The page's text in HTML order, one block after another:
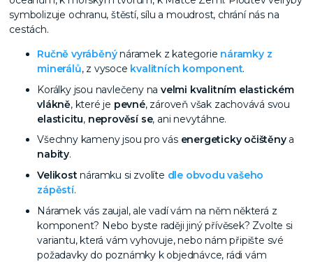
symbolizuje ochranu, štěstí, sílu a moudrost, chrání nás na
cestách.
Ručně vyráběnýnáramek z kategorie náramky z
minerálů, z vysoce kvalitních komponent.
Korálky jsou navlečeny na velmi kvalitním elastickém
vlákně, které je pevné, zároveň však zachovává svou
elasticitu, neprověsí se, ani nevytáhne.
Všechny kameny jsou pro vás energeticky očištěnya
nabity.
Velikostnáramku si zvolíte dle obvodu vašeho
zápěstí.
Náramek vás zaujal, ale vadí vám na něm některá z
komponent? Nebo byste raději jiný přívěsek? Zvolte si
variantu, která vám vyhovuje, nebo nám připište své
požadavky do poznámky k objednávce, rádi vám